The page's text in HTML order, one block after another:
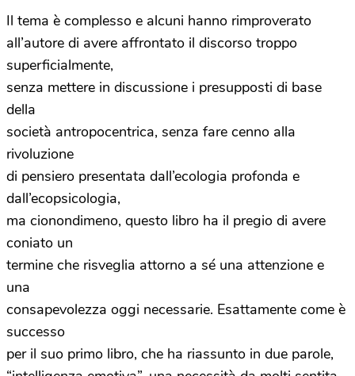
Il tema è complesso e alcuni hanno rimproverato
all’autore di avere affrontato il discorso troppo
superficialmente,
senza mettere in discussione i presupposti di base
della
società antropocentrica, senza fare cenno alla
rivoluzione
di pensiero presentata dall’ecologia profonda e
dall’ecopsicologia,
ma cionondimeno, questo libro ha il pregio di avere
coniato un
termine che risveglia attorno a sé una attenzione e
una
consapevolezza oggi necessarie. Esattamente come è
successo
per il suo primo libro, che ha riassunto in due parole,